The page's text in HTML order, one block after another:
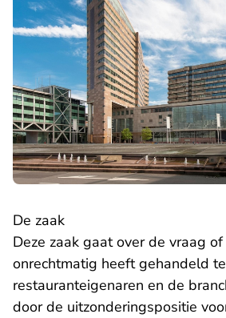
De zaak
Deze zaak gaat over de vraag
onrechtmatig heeft gehandeld
restauranteigenaren en de
door de uitzonderingspositie